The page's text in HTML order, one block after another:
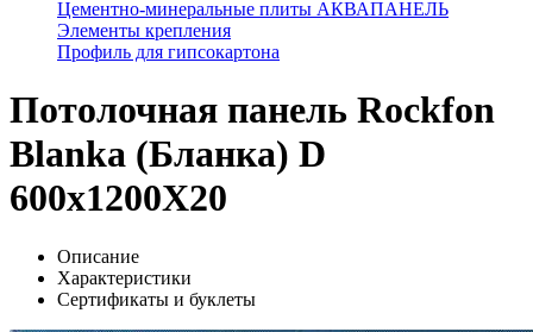
Цементно-минеральные плиты АКВАПАНЕЛЬ
Элементы крепления
Профиль для гипсокартона
Потолочная панель Rockfon
Blanka (Бланка) D
600x1200X20
Описание
Характеристики
Сертификаты и буклеты